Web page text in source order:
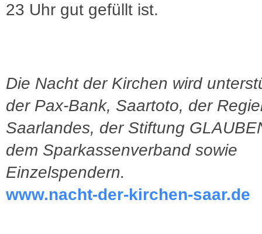
23 Uhr gut gefüllt ist.
Die Nacht der Kirchen wird
der Pax-Bank, Saartoto, der
Saarlandes, der Stiftung
dem Sparkassenverband sowie
Einzelspendern.
www.nacht-der-kirchen-saar.de